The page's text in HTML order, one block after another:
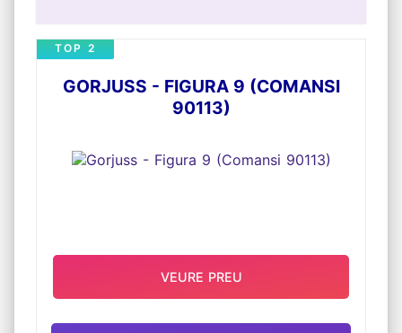
GORJUSS - FIGURA 9 (COMANSI
90113)
TOP 2
VEURE PREU